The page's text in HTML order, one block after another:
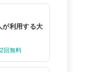
が利用する大
回無料